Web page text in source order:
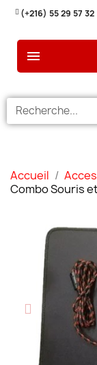
(+216) 55 29 57 32
Accueil
Combo Souris et